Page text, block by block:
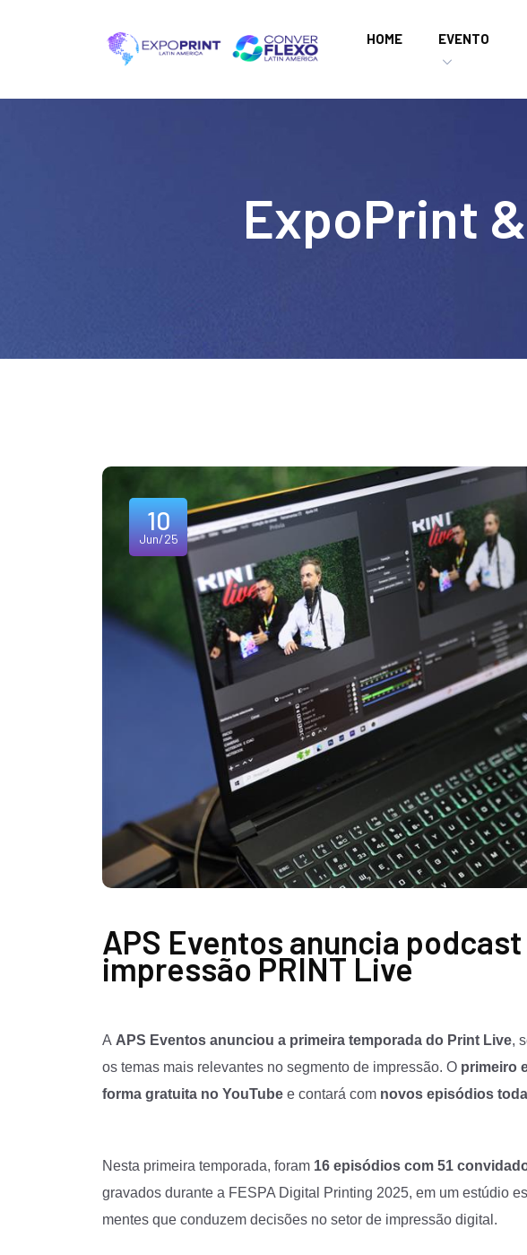
HOME EVENTO
ExpoPrint
10
Jun/25
APS Eventos anuncia
impressão PRINT Live
A APS Eventos anunciou a primeira temporada do Print Live,
os temas mais relevantes no segmento de impressão. O primeiro
forma gratuita no YouTube e contará com novos episódios
Nesta primeira temporada, foram 16 episódios com 51
gravados durante a FESPA Digital Printing 2025, em um estúdio
mentes que conduzem decisões no setor de impressão digital.